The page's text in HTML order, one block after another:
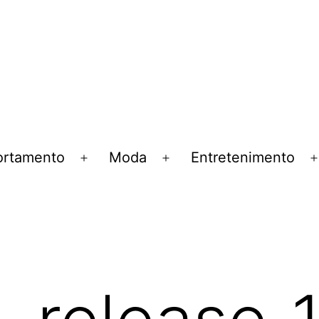
Abrir
Moda
Abrir
Entretenimento